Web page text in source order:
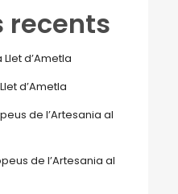
recents
Llet d’Ametla
d’Ametla
de l’Artesania al
de l’Artesania al